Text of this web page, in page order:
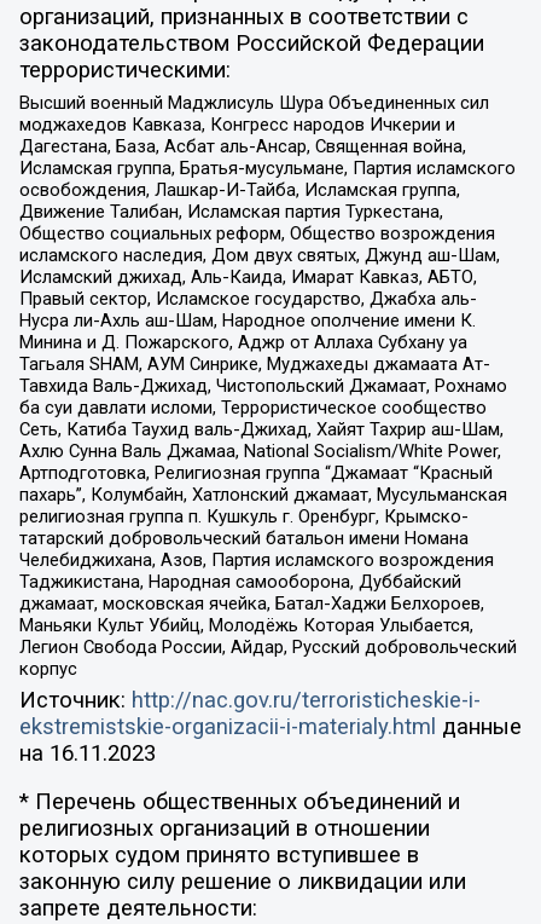
организаций, признанных в соответствии с
законодательством Российской Федерации
террористическими:
Высший военный Маджлисуль Шура Объединенных сил
моджахедов Кавказа, Конгресс народов Ичкерии и
Дагестана, База, Асбат аль-Ансар, Священная война,
Исламская группа, Братья-мусульмане, Партия исламского
освобождения, Лашкар-И-Тайба, Исламская группа,
Движение Талибан, Исламская партия Туркестана,
Общество социальных реформ, Общество возрождения
исламского наследия, Дом двух святых, Джунд аш-Шам,
Исламский джихад, Аль-Каида, Имарат Кавказ, АБТО,
Правый сектор, Исламское государство, Джабха аль-
Нусра ли-Ахль аш-Шам, Народное ополчение имени К.
Минина и Д. Пожарского, Аджр от Аллаха Субхану уа
Тагьаля SHAM, АУМ Синрике, Муджахеды джамаата Ат-
Тавхида Валь-Джихад, Чистопольский Джамаат, Рохнамо
ба суи давлати исломи, Террористическое сообщество
Сеть, Катиба Таухид валь-Джихад, Хайят Тахрир аш-Шам,
Ахлю Сунна Валь Джамаа, National Socialism/White Power,
Артподготовка, Религиозная группа “Джамаат “Красный
пахарь”, Колумбайн, Хатлонский джамаат, Мусульманская
религиозная группа п. Кушкуль г. Оренбург, Крымско-
татарский добровольческий батальон имени Номана
Челебиджихана, Азов, Партия исламского возрождения
Таджикистана, Народная самооборона, Дуббайский
джамаат, московская ячейка, Батал-Хаджи Белхороев,
Маньяки Культ Убийц, Молодёжь Которая Улыбается,
Легион Свобода России, Айдар, Русский добровольческий
корпус
Источник: http://nac.gov.ru/terroristicheskie-i-
ekstremistskie-organizacii-i-materialy.html данные
на 16.11.2023
* Перечень общественных объединений и
религиозных организаций в отношении
которых судом принято вступившее в
законную силу решение о ликвидации или
запрете деятельности: